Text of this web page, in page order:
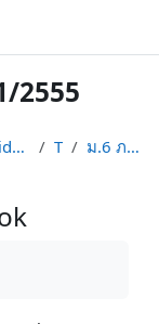
2555
Midterm Test_1/2555 Topic 1 ม.6 ภาษาอังกฤษเพิ่มเติม -ok